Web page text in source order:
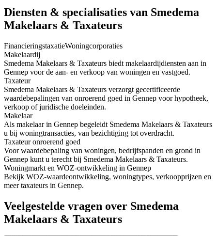
Diensten & specialisaties van Smedema
Makelaars & Taxateurs
FinancieringstaxatieWoningcorporaties
Makelaardij
Smedema Makelaars & Taxateurs biedt makelaardijdiensten aan in
Gennep voor de aan- en verkoop van woningen en vastgoed.
Taxateur
Smedema Makelaars & Taxateurs verzorgt gecertificeerde
waardebepalingen van onroerend goed in Gennep voor hypotheek,
verkoop of juridische doeleinden.
Makelaar
Als makelaar in Gennep begeleidt Smedema Makelaars & Taxateurs
u bij woningtransacties, van bezichtiging tot overdracht.
Taxateur onroerend goed
Voor waardebepaling van woningen, bedrijfspanden en grond in
Gennep kunt u terecht bij Smedema Makelaars & Taxateurs.
Woningmarkt en WOZ-ontwikkeling in Gennep
Bekijk WOZ-waardeontwikkeling, woningtypes, verkoopprijzen en
meer taxateurs in Gennep.
Veelgestelde vragen over Smedema
Makelaars & Taxateurs